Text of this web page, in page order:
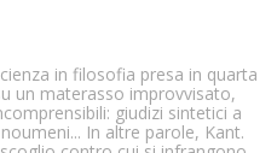
in filosofia presa in quarta
un materasso improvvisato,
giudizi sintetici a
In altre parole, Kant.